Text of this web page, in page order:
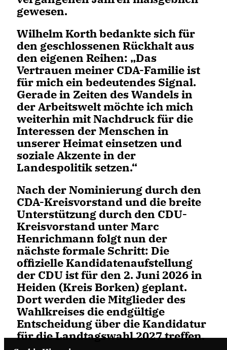
gewesen.
Wilhelm Korth bedankte sich für
den geschlossenen Rückhalt aus
den eigenen Reihen: „Das
Vertrauen meiner CDA-Familie ist
für mich ein bedeutendes Signal.
Gerade in Zeiten des Wandels in
der Arbeitswelt möchte ich mich
weiterhin mit Nachdruck für die
Interessen der Menschen in
unserer Heimat einsetzen und
soziale Akzente in der
Landespolitik setzen.“
Nach der Nominierung durch den
CDA-Kreisvorstand und die breite
Unterstützung durch den CDU-
Kreisvorstand unter Marc
Henrichmann folgt nun der
nächste formale Schritt: Die
offizielle Kandidatenaufstellung
der CDU ist für den 2. Juni 2026 in
Heiden (Kreis Borken) geplant.
Dort werden die Mitglieder des
Wahlkreises die endgültige
Entscheidung über die Kandidatur
für die Landtagswahl 2027 treffen.